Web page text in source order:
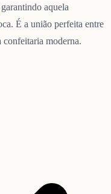
aquela
É a união perfeita entre
confeitaria moderna.